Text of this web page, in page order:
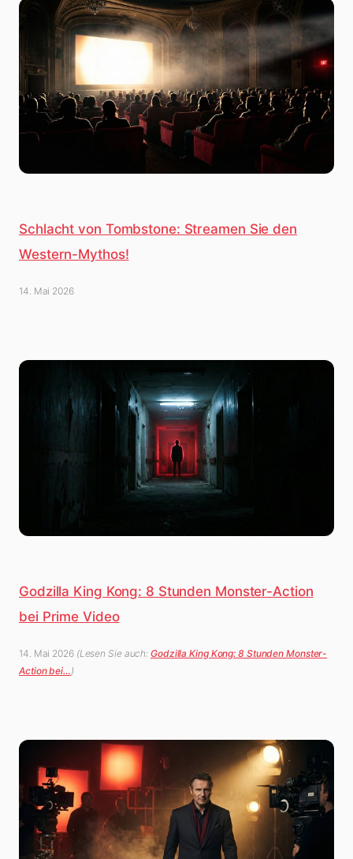
Schlacht von Tombstone: Streamen Sie den
Western-Mythos!
14. Mai 2026
Godzilla King Kong: 8 Stunden Monster-Action
bei Prime Video
14. Mai 2026 (Lesen Sie auch:Godzilla King Kong: 8 Stunden Monster-
Action bei…)